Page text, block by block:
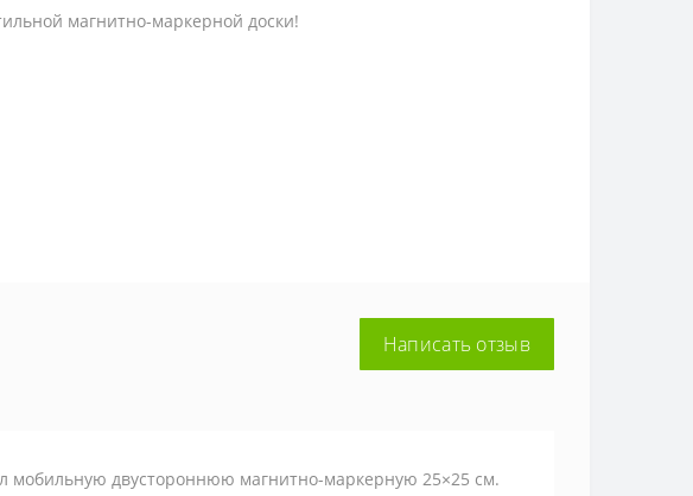
магнитно-маркерной доски!
Написать отзыв
мобильную двустороннюю магнитно-маркерную 25×25 см.